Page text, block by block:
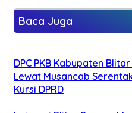
Baca Juga
DPC PKB Kabupaten
Lewat Musancab
Kursi DPRD